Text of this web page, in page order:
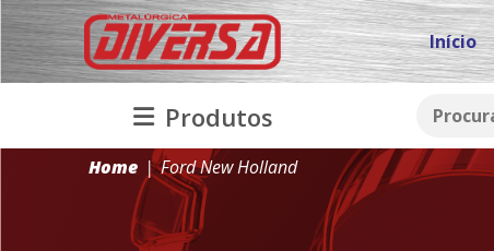
Início
Produtos
Home Ford New Holland